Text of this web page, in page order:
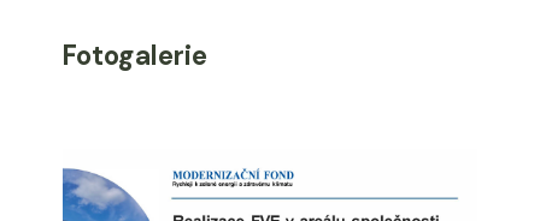
Fotogalerie